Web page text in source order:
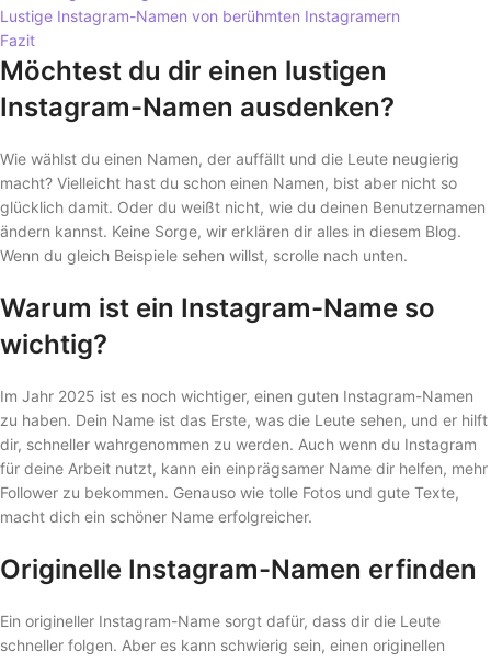
Lustige Instagram-Namen von berühmten Instagramern
Fazit
Möchtest du dir einen lustigen
Instagram-Namen ausdenken?
Wie wählst du einen Namen, der auffällt und die Leute neugierig
macht? Vielleicht hast du schon einen Namen, bist aber nicht so
glücklich damit. Oder du weißt nicht, wie du deinen Benutzernamen
ändern kannst. Keine Sorge, wir erklären dir alles in diesem Blog.
Wenn du gleich Beispiele sehen willst, scrolle nach unten.
Warum ist ein Instagram-Name so
wichtig?
Im Jahr 2025 ist es noch wichtiger, einen guten Instagram-Namen
zu haben. Dein Name ist das Erste, was die Leute sehen, und er hilft
dir, schneller wahrgenommen zu werden. Auch wenn du Instagram
für deine Arbeit nutzt, kann ein einprägsamer Name dir helfen, mehr
Follower zu bekommen. Genauso wie tolle Fotos und gute Texte,
macht dich ein schöner Name erfolgreicher.
Originelle Instagram-Namen erfinden
Ein origineller Instagram-Name sorgt dafür, dass dir die Leute
schneller folgen. Aber es kann schwierig sein, einen originellen